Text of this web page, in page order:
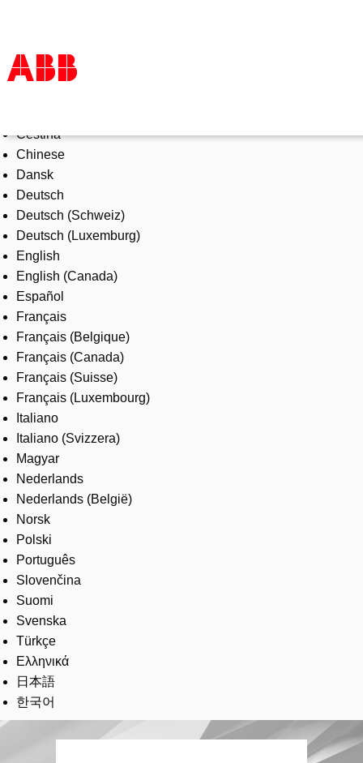
Products & Solutions
Industries
Services
About us
Where to buy
Contact us
Careers
Čeština
Chinese
Dansk
Deutsch
Deutsch (Schweiz)
Deutsch (Luxemburg)
English
English (Canada)
Español
Français
Français (Belgique)
Français (Canada)
Français (Suisse)
Français (Luxembourg)
Italiano
Italiano (Svizzera)
Magyar
Nederlands
Nederlands (België)
Norsk
Polski
Português
Slovenčina
Suomi
Svenska
Türkçe
Ελληνικά
日本語
한국어